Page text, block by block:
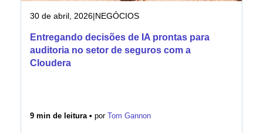
Telecomunicações
Tecnologia
30 de abril, 2026|NEGÓCIOS
Entregando decisões de IA prontas para
auditoria no setor de seguros com a
Cloudera
9 min de leitura • por Tom Gannon